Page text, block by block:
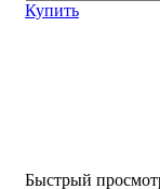
Купить
Быстрый